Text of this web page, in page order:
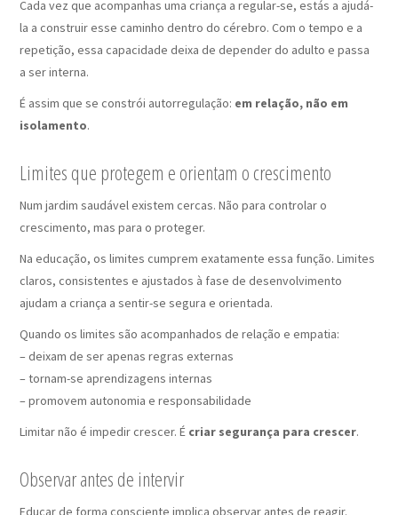
Cada vez que acompanhas uma criança a regular-se, estás a ajudá-
la a construir esse caminho dentro do cérebro. Com o tempo e a
repetição, essa capacidade deixa de depender do adulto e passa
a ser interna.
É assim que se constrói autorregulação: em relação, não em
isolamento.
Limites que protegem e orientam o crescimento
Num jardim saudável existem cercas. Não para controlar o
crescimento, mas para o proteger.
Na educação, os limites cumprem exatamente essa função. Limites
claros, consistentes e ajustados à fase de desenvolvimento
ajudam a criança a sentir-se segura e orientada.
Quando os limites são acompanhados de relação e empatia:
– deixam de ser apenas regras externas
– tornam-se aprendizagens internas
– promovem autonomia e responsabilidade
Limitar não é impedir crescer. É criar segurança para crescer.
Observar antes de intervir
Educar de forma consciente implica observar antes de reagir.